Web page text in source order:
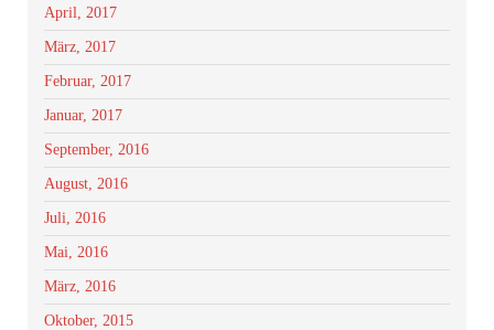
April, 2017
März, 2017
Februar, 2017
Januar, 2017
September, 2016
August, 2016
Juli, 2016
Mai, 2016
März, 2016
Oktober, 2015